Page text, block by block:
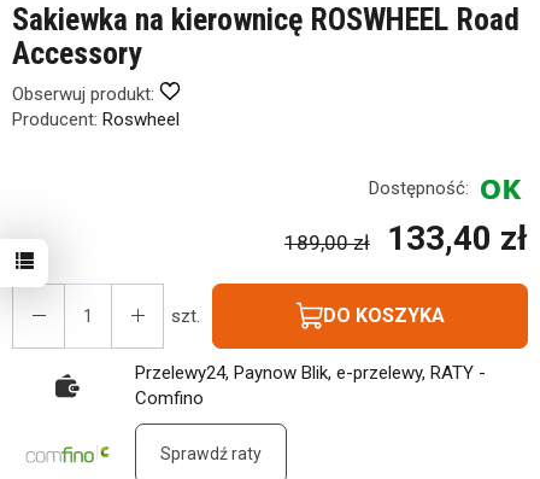
Sakiewka na kierownicę ROSWHEEL Road
Accessory
Obserwuj produkt:
Producent: Roswheel
Dostępność:
189,00 zł 133,40 zł
szt. DO KOSZYKA
Przelewy24, Paynow Blik, e-przelewy, RATY -
Comfino
Sprawdź raty